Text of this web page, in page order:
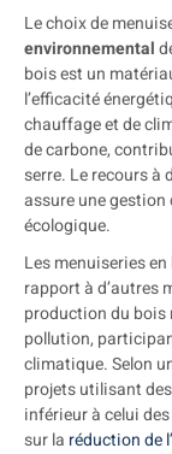
Le choix de
environnemental
bois est un
l’efficacité
chauffage et de
de carbone,
serre. Le recours à
assure une gestion
écologique.
Les menuiseries
rapport à d’autres
production du bois
pollution,
climatique. Selon
projets utilisant
inférieur à celui
sur la réduction de